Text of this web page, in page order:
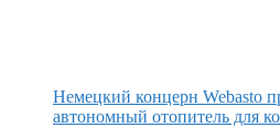
Немецкий концерн Webasto
автономный отопитель для